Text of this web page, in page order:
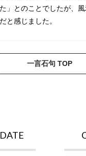
」とのことでしたが、
と感じました。
一言石句 TOP